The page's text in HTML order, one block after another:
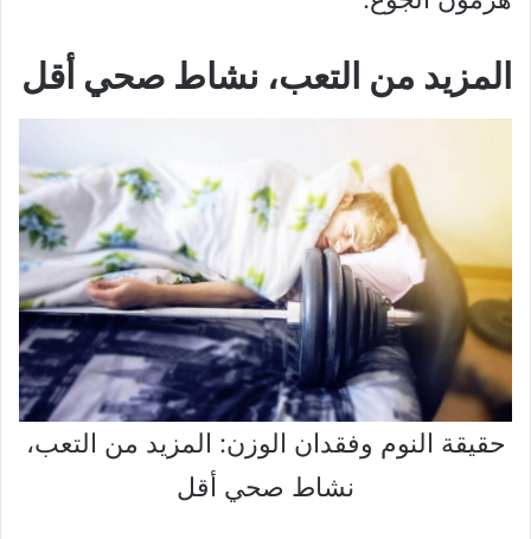
المزيد من التعب، نشاط صحي أقل
حقيقة النوم وفقدان الوزن: المزيد من التعب،
نشاط صحي أقل